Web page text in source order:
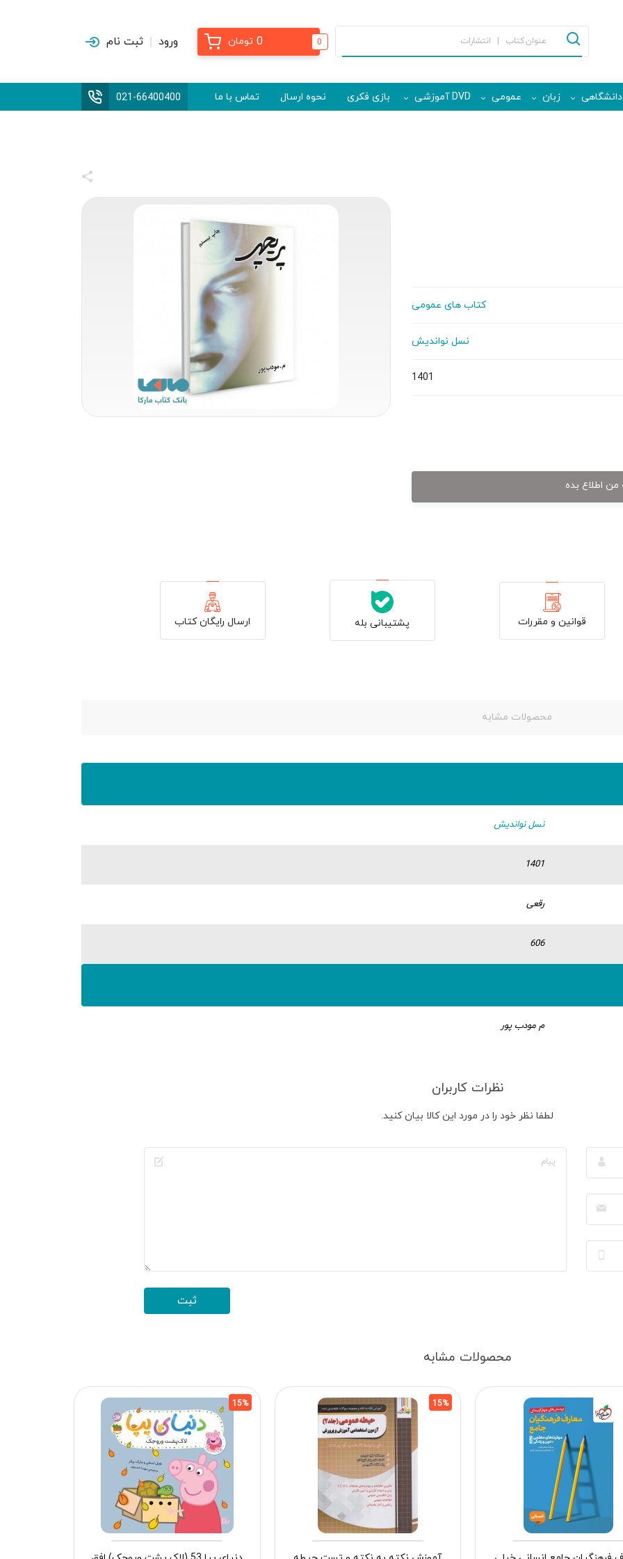
0
0 تومان ورود ثبت نام
دانشگاهی زبان عمومی DVD آموزشی بازی فکری نحوه ارسال تماس با ما 021-66400400
کتاب های عمومی
نسل نواندیش
1401
اطلاع بده
قوانین و مقررات پشتیبانی بله ارسال رایگان کتاب
محصولات مشابه
نسل نواندیش
1401
رقعی
606
م مودب پور
نظرات کاربران
لطفا نظر خود را در مورد این کالا بیان کنید.
محصولات مشابه
15%
15%